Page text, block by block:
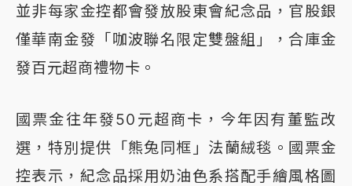
並非每家金控都會發放股東會紀念品，官股銀
僅華南金發「咖波聯名限定雙盤組」，合庫金
發百元超商禮物卡。
國票金往年發50元超商卡，今年因有董監改
選，特別提供「熊兔同框」法蘭絨毯。國票金
控表示，紀念品採用奶油色系搭配手繪風格圖